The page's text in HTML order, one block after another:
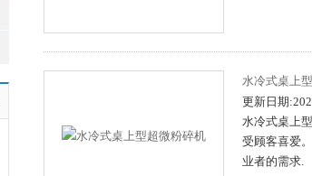
水冷式桌上
更新日期
水冷式桌上
受顾客喜爱
业者的需求.